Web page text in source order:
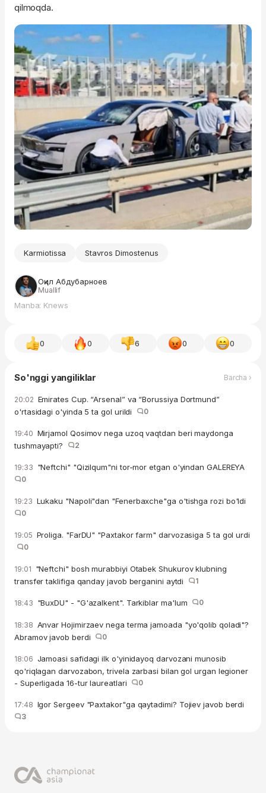
qilmoqda.
Karmiotissa Stavros Dimostenus
Оқил Абдубарноев
Muallif
Manba: Knews
0 0 6 0 0
So'nggi yangiliklar Barcha ›
20:02 Emirates Cup. “Arsenal” va “Borussiya Dortmund”
o'rtasidagi o'yinda 5 ta gol urildi
0
19:40 Mirjamol Qosimov nega uzoq vaqtdan beri maydonga
tushmayapti?
2
19:33 "Neftchi" "Qizilqum"ni tor-mor etgan o'yindan GALEREYA
0
19:23 Lukaku "Napoli"dan "Fenerbaxche"ga o'tishga rozi bo'ldi
0
19:05 Proliga. "FarDU" "Paxtakor farm" darvozasiga 5 ta gol urdi
0
19:01 "Neftchi" bosh murabbiyi Otabek Shukurov klubning
transfer taklifiga qanday javob berganini aytdi
1
18:43 "BuxDU" - "G'azalkent". Tarkiblar ma'lum 0
18:38 Anvar Hojimirzaev nega terma jamoada "yo'qolib qoladi"?
Abramov javob berdi
0
18:06 Jamoasi safidagi ilk o'yinidayoq darvozani munosib
qo'riqlagan darvozabon, trivela zarbasi bilan gol urgan legioner
- Superligada 16-tur laureatlari
0
17:48 Igor Sergeev "Paxtakor"ga qaytadimi? Tojiev javob berdi
3